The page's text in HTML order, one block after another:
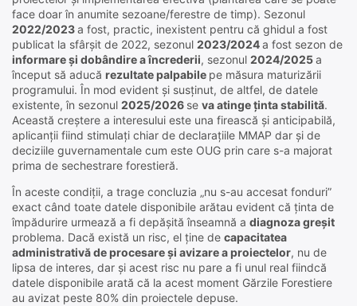
face doar în anumite sezoane/ferestre de timp). Sezonul
2022/2023a fost, practic, inexistent pentru că ghidul a fost
publicat la sfârșit de 2022, sezonul 2023/2024a fost sezon de
informare și dobândire a încrederii, sezonul 2024/2025a
început să aducă rezultate palpabile pe măsura maturizării
programului. În mod evident și susținut, de altfel, de datele
existente, în sezonul 2025/2026 se va atinge ținta stabilită.
Această creștere a interesului este una firească și anticipabilă,
aplicanții fiind stimulați chiar de declarațiile MMAP dar și de
deciziile guvernamentale cum este OUG prin care s-a majorat
prima de sechestrare forestieră.
În aceste condiții, a trage concluzia „nu s-au accesat fonduri”
exact când toate datele disponibile arătau evident că ținta de
împădurire urmează a fi depășită înseamnă a diagnoza greșit
problema. Dacă există un risc, el ține de capacitatea
administrativă de procesare și avizare a proiectelor, nu de
lipsa de interes, dar și acest risc nu pare a fi unul real fiindcă
datele disponibile arată că la acest moment Gărzile Forestiere
au avizat peste 80% din proiectele depuse.